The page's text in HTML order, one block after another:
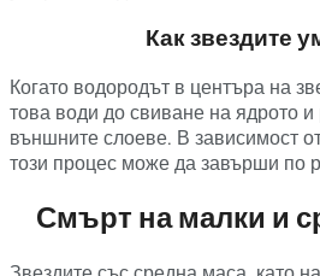
Как звездите
Когато водородът в центъра на
това води до свиване на ядрото
външните слоеве. В зависимост
този процес може да завърши по
Смърт на малки и